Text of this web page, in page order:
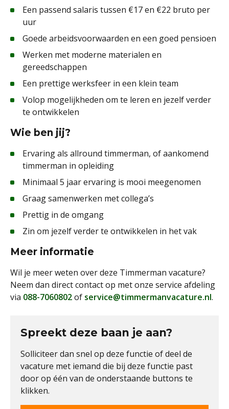
Een passend salaris tussen €17 en €22 bruto per
uur
Goede arbeidsvoorwaarden en een goed pensioen
Werken met moderne materialen en
gereedschappen
Een prettige werksfeer in een klein team
Volop mogelijkheden om te leren en jezelf verder
te ontwikkelen
Wie ben jij?
Ervaring als allround timmerman, of aankomend
timmerman in opleiding
Minimaal 5 jaar ervaring is mooi meegenomen
Graag samenwerken met collega’s
Prettig in de omgang
Zin om jezelf verder te ontwikkelen in het vak
Meer informatie
Wil je meer weten over deze Timmerman vacature?
Neem dan direct contact op met onze service afdeling
via 088-7060802of service@timmermanvacature.nl.
Spreekt deze baan je aan?
Solliciteer dan snel op deze functie of deel de
vacature met iemand die bij deze functie past
door op één van de onderstaande buttons te
klikken.